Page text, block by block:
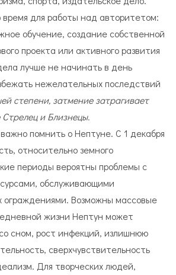
для работы над авторитетом:
обучение, создание собственной
проекта или активного развития
лучше не начинать в день
нежелательных последствий
степени, затмение затрагивает
и Близнецы.
помнить о Нептуне. С 1 декабря
относительно земного
периоды вероятны проблемы с
обслуживающими
ограждениями. Возможны массовые
жизни Нептун может
сном, рост инфекций, излишнюю
сверхчувствительность
Для творческих людей,